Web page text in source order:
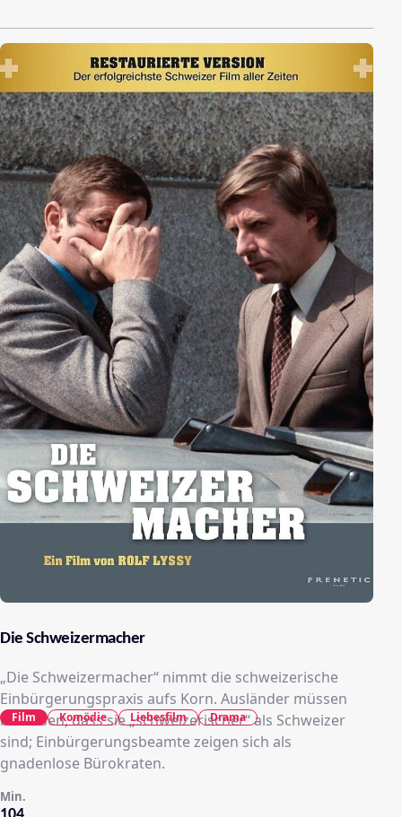
Die Schweizermacher
„Die Schweizermacher“ nimmt die schweizerische
Einbürgerungspraxis aufs Korn. Ausländer müssen
beweisen, dass sie „schweizerischer“ als Schweizer
sind; Einbürgerungsbeamte zeigen sich als
gnadenlose Bürokraten.
Min.
Film Komödie Liebesfilm Drama